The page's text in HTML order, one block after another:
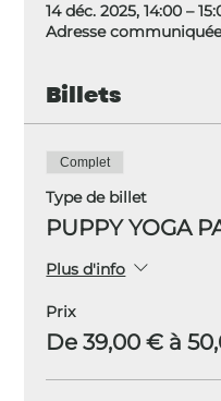
14 déc. 2025, 14:00 –
Adresse
Billets
Complet
Type de billet
PUPPY YOGA
Plus d'info
Prix
De 39,00 € à